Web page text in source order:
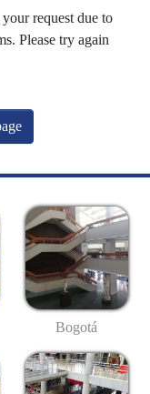
request due to
Please try again
Bogotá